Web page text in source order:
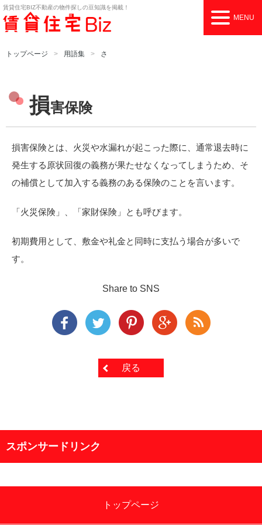
賃貸住宅BIZ不動産の物件探しの豆知識を掲載！
MENU
トップページ 用語集 さ
損害保険
損害保険とは、火災や水漏れが起こった際に、通常退去時に
発生する原状回復の義務が果たせなくなってしまうため、そ
の補償として加入する義務のある保険のことを言います。
「火災保険」、「家財保険」とも呼びます。
初期費用として、敷金や礼金と同時に支払う場合が多いで
す。
Share to SNS
戻る
スポンサードリンク
トップページ